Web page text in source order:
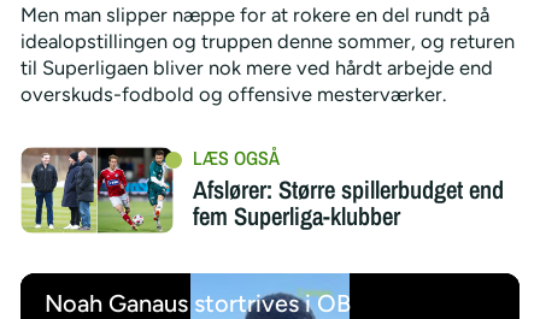
Men man slipper næppe for at rokere en del rundt på
idealopstillingen og truppen denne sommer, og returen
til Superligaen bliver nok mere ved hårdt arbejde end
overskuds-fodbold og offensive mesterværker.
Afslører: Større spillerbudget end
fem Superliga-klubber
Noah Ganaus stortrives i OB